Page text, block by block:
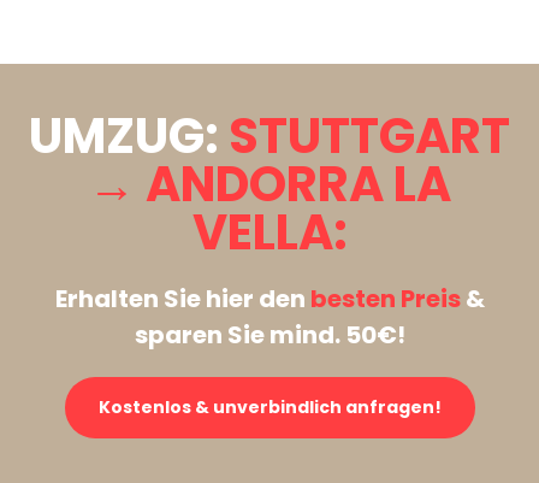
UMZUG: STUTTGART
→ ANDORRA LA
VELLA:
Erhalten Sie hier den besten Preis&
sparen Sie mind. 50€!
Kostenlos & unverbindlich anfragen!